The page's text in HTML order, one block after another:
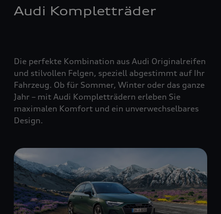
Audi Kompletträder
Die perfekte Kombination aus Audi Originalreifen
und stilvollen Felgen, speziell abgestimmt auf Ihr
Fahrzeug. Ob für Sommer, Winter oder das ganze
Jahr – mit Audi Kompletträdern erleben Sie
maximalen Komfort und ein unverwechselbares
Design.